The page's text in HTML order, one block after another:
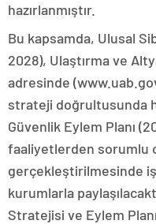
hazırlanmıştır.
Bu kapsamda, Ulusal
2028), Ulaştırma ve
adresinde
strateji doğrultusunda
Güvenlik Eylem Planı
faaliyetlerden sorumlu
gerçekleştirilmesinde
kurumlarla
Stratejisi ve Eylem